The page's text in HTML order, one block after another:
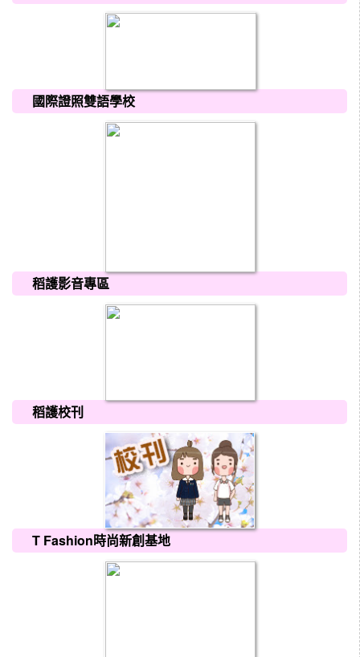
國際證照雙語學校
稻護影音專區
稻護校刊
T Fashion時尚新創基地